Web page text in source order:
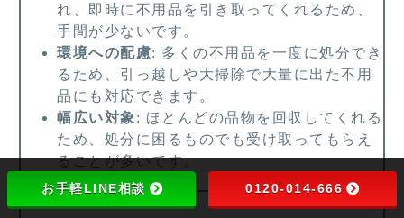
れ、即時に不用品を引き取ってくれるため、
手間が少ないです。
環境への配慮: 多くの不用品を一度に処分でき
るため、引っ越しや大掃除で大量に出た不用
品にも対応できます。
幅広い対象 : ほとんどの品物を回収してくれる
ため、処分に困るものでも受け取ってもらえ
ることが多いです。
お手軽LINE相談 0120-014-666